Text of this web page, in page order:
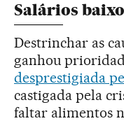
Salários
Destrinchar as
ganhou
desprestigiada
castigada pela
faltar alimentos